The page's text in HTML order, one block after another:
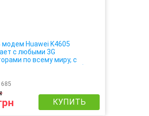
модем Huawei K4605
с любыми 3G
по всему миру, с
под внешнюю антенну)
685
КУПИТЬ